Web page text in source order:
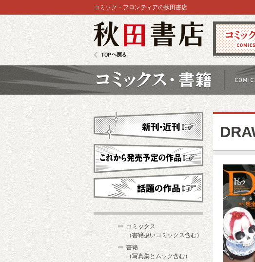
コミックス
コミック・フロンティアの秋田書店
新刊・近刊
これから発売予定
コミックス
（書籍扱いコミックス含む）
書籍
（写真集とムック含む）